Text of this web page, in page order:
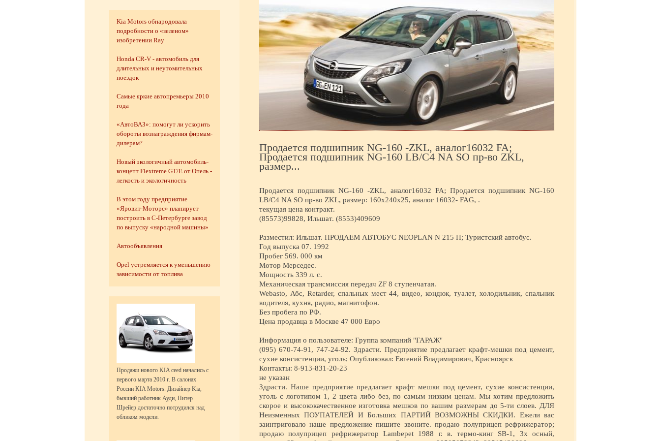
Kia Motors обнародовала
подробности о «зеленом»
изобретении Ray
Honda CR-V - автомобиль для
длительных и неутомительных
поездок
Самые яркие автопремьеры 2010
года
«АвтоВАЗ»: помогут ли ускорить
обороты вознаграждения фирмам-
дилерам?
Новый экологичный автомобиль-
концепт Flextreme GT/E от Опель -
легкость и экологичность
В этом году предприятие
«Яровит-Моторс» планирует
построить в С-Петербурге завод
по выпуску «народной машины»
Автообъявления
Opel устремляется к уменьшению
зависимости от топлива
Продажи нового KIA ceed начались с
первого марта 2010 г. В салонах
России KIA Motors. Дизайнер Kia,
бывший работник Ауди, Питер
Шрейер достаточно потрудился над
обликом модели.
Продается подшипник NG-160 -ZKL, аналог16032 FA;
Продается подшипник NG-160 LB/C4 NA SO пр-во ZKL,
размер...
Продается подшипник NG-160 -ZKL, аналог16032 FA; Продается подшипник NG-160
LB/C4 NA SO пр-во ZKL, размер: 160х240х25, аналог 16032- FAG, .
текущая цена контракт.
(85573)99828, Ильшат. (8553)409609
Разместил: Ильшат. ПРОДАЕМ АВТОБУС NEOPLAN N 215 H; Туристский автобус.
Год выпуска 07. 1992
Пробег 569. 000 км
Мотор Мерседес.
Мощность 339 л. с.
Механическая трансмиссия передач ZF 8 ступенчатая.
Webasto, Абс, Retarder, cпальных мест 44, видео, кондюк, туалет, холодильник, спальник
водителя, кухня, радио, магнитофон.
Без пробега по РФ.
Цена продавца в Москве 47 000 Евро
Информация о пользователе: Группа компаний "ГАРАЖ"
(095) 670-74-91, 747-24-92. Здрасти. Предприятие предлагает крафт-мешки под цемент,
сухие консистенции, уголь; Опубликовал: Евгений Владимирович, Красноярск
Контакты: 8-913-831-20-23
не указан
Здрасти. Наше предприятие предлагает крафт мешки под цемент, сухие консистенции,
уголь с логотипом 1, 2 цвета либо без, по самым низким ценам. Мы хотим предложить
скорое и высококачественное изготовка мешков по вашим размерам до 5-ти слоев. ДЛЯ
Неизменных ПОУПАТЕЛЕЙ И Больших ПАРТИЙ ВОЗМОЖНЫ СКИДКИ. Ежели вас
заинтриговало наше предложение пишите звоните. продаю полуприцеп рефрижератор;
продаю полуприцеп рефрижератор Lambepet 1988 г. в. термо-кинг SB-1, 3х осный,